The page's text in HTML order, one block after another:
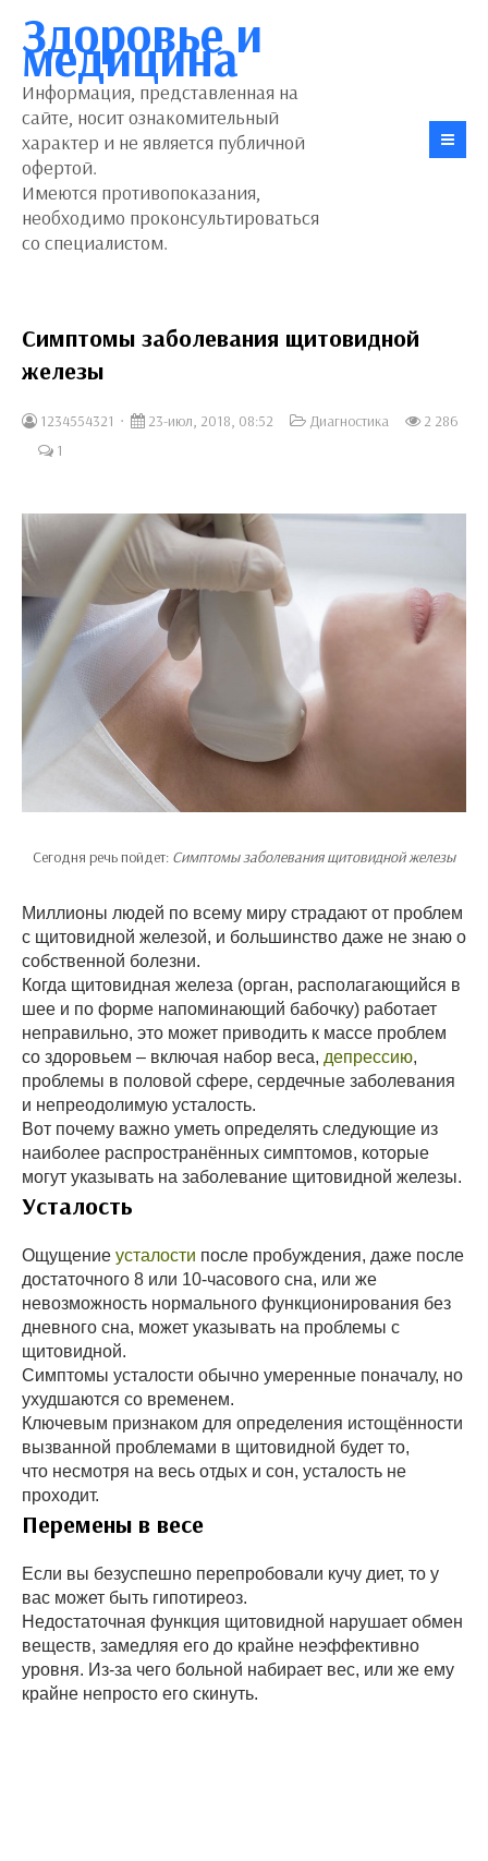
Здоровье и
медицина
Информация, представленная на
сайте, носит ознакомительный
характер и не является публичной
офертой.
Имеются противопоказания,
необходимо проконсультироваться
со специалистом.
Симптомы заболевания щитовидной
железы
1234554321 23-июл, 2018, 08:52 Диагностика
2 286
1
Сегодня речь пойдет: Симптомы заболевания щитовидной железы
Миллионы людей по всему миру страдают от проблем
с щитовидной железой, и большинство даже не знаю о
собственной болезни.
Когда щитовидная железа (орган, располагающийся в
шее и по форме напоминающий бабочку) работает
неправильно, это может приводить к массе проблем
со здоровьем – включая набор веса, депрессию,
проблемы в половой сфере, сердечные заболевания
и непреодолимую усталость.
Вот почему важно уметь определять следующие из
наиболее распространённых симптомов, которые
могут указывать на заболевание щитовидной железы.
Усталость
Ощущение усталости после пробуждения, даже после
достаточного 8 или 10-часового сна, или же
невозможность нормального функционирования без
дневного сна, может указывать на проблемы с
щитовидной.
Симптомы усталости обычно умеренные поначалу, но
ухудшаются со временем.
Ключевым признаком для определения истощённости
вызванной проблемами в щитовидной будет то,
что несмотря на весь отдых и сон, усталость не
проходит.
Перемены в весе
Если вы безуспешно перепробовали кучу диет, то у
вас может быть гипотиреоз.
Недостаточная функция щитовидной нарушает обмен
веществ, замедляя его до крайне неэффективно
уровня. Из-за чего больной набирает вес, или же ему
крайне непросто его скинуть.